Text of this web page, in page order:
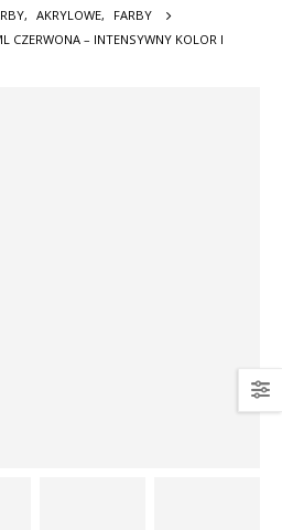
, AKRYLOWE,
FARBY
CZERWONA – INTENSYWNY KOLOR I